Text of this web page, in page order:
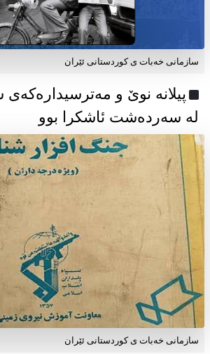
سازمانی خەبات ی كوردستانی ئێران
پیلانە نوێ و
لە سەردەشت ئاشکرا بوو
سازمانی خەبات ی كوردستانی ئێران